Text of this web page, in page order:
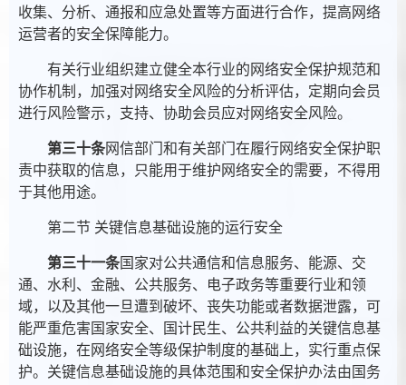
收集、分析、通报和应急处置等方面进行合作，提高网络
运营者的安全保障能力。
有关行业组织建立健全本行业的网络安全保护规范和
协作机制，加强对网络安全风险的分析评估，定期向会员
进行风险警示，支持、协助会员应对网络安全风险。
第三十条网信部门和有关部门在履行网络安全保护职
责中获取的信息，只能用于维护网络安全的需要，不得用
于其他用途。
第二节 关键信息基础设施的运行安全
第三十一条国家对公共通信和信息服务、能源、交
通、水利、金融、公共服务、电子政务等重要行业和领
域，以及其他一旦遭到破坏、丧失功能或者数据泄露，可
能严重危害国家安全、国计民生、公共利益的关键信息基
础设施，在网络安全等级保护制度的基础上，实行重点保
护。关键信息基础设施的具体范围和安全保护办法由国务